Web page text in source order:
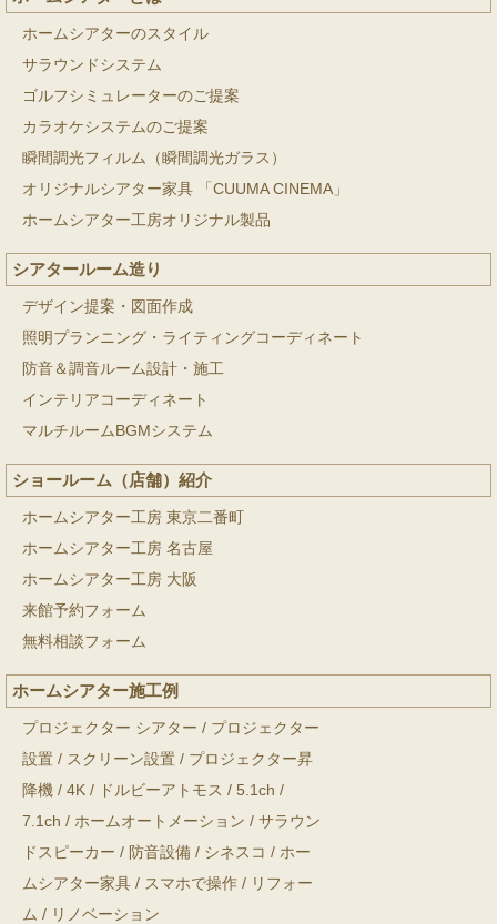
ホームシアターのスタイル
サラウンドシステム
ゴルフシミュレーターのご提案
カラオケシステムのご提案
瞬間調光フィルム（瞬間調光ガラス）
オリジナルシアター家具 「CUUMA CINEMA」
ホームシアター工房オリジナル製品
シアタールーム造り
デザイン提案・図面作成
照明プランニング・ライティングコーディネート
防音＆調音ルーム設計・施工
インテリアコーディネート
マルチルームBGMシステム
ショールーム（店舗）紹介
ホームシアター工房 東京二番町
ホームシアター工房 名古屋
ホームシアター工房 大阪
来館予約フォーム
無料相談フォーム
ホームシアター施工例
プロジェクター シアター / プロジェクター
設置 / スクリーン設置 / プロジェクター昇
降機 / 4K / ドルビーアトモス / 5.1ch /
7.1ch / ホームオートメーション / サラウン
ドスピーカー / 防音設備 / シネスコ / ホー
ムシアター家具 / スマホで操作 / リフォー
ム / リノベーション